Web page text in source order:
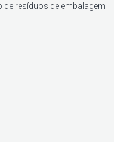
de resíduos de embalagem